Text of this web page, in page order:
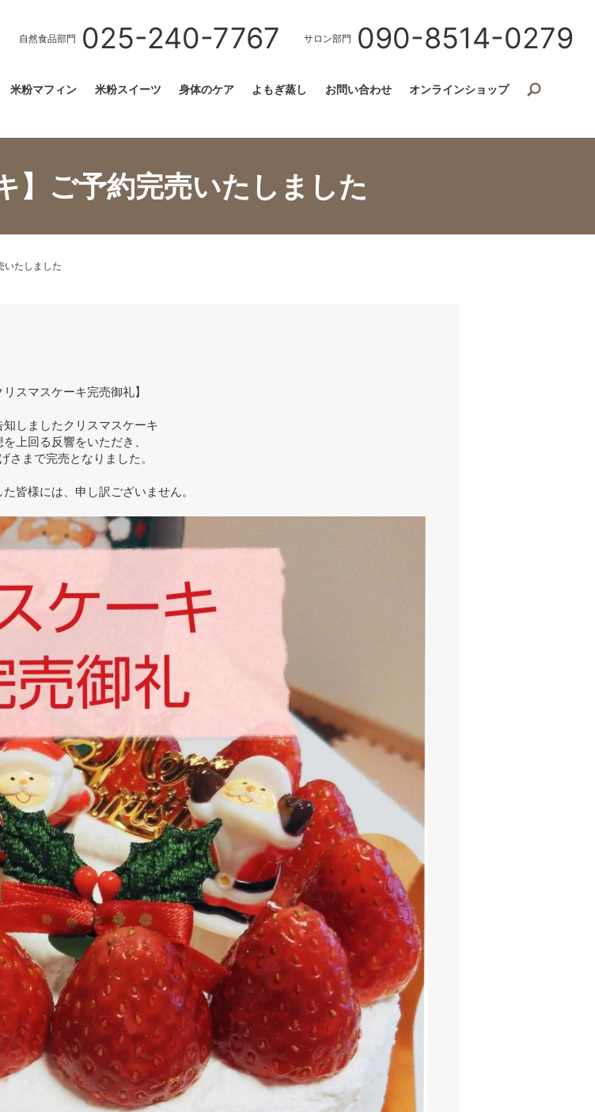
自然食品部門 025-240-7767 サロン部門 090-8514-0279
米粉マフィン 米粉スイーツ 身体のケア よもぎ蒸し お問い合わせ オンラインショップ
】ご予約完売いたしました
いたしました
リスマスケーキ完売御礼】
知しましたクリスマスケーキ
を上回る反響をいただき、
さまで完売となりました。
皆様には、申し訳ございません。